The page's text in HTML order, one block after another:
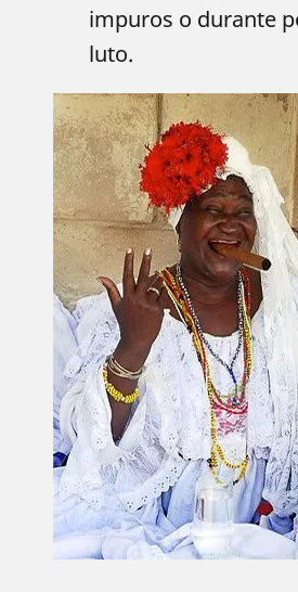
impuros o durante
luto.